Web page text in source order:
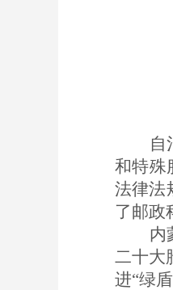
自
和特殊
法律法
了邮政
内
二十大
进“绿